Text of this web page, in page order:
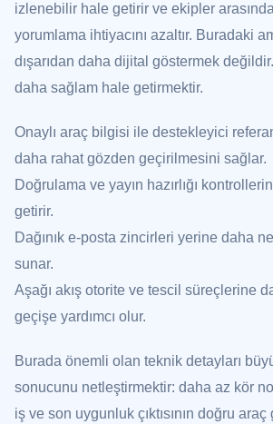
izlenebilir hale getirir ve ekipler
yorumlama ihtiyacını azaltır. Buradaki
dışarıdan daha dijital göstermek
daha sağlam hale getirmektir.
Onaylı araç bilgisi ile destekleyici
daha rahat gözden geçirilmesini sağlar.
Doğrulama ve yayın hazırlığı
getirir.
Dağınık e-posta zincirleri yerine daha
sunar.
Aşağı akış otorite ve tescil süreçlerine
geçişe yardımcı olur.
Burada önemli olan teknik detayları
sonucunu netleştirmektir: daha az kör
iş ve son uygunluk çıktısının doğru